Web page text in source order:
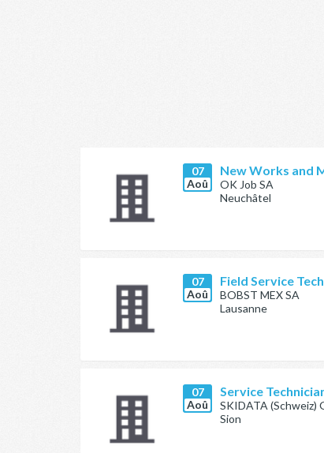
07
Aoû
New Works and
OK Job SA
Neuchâtel
07
Aoû
Field Service
BOBST MEX SA
Lausanne
07
Aoû
Service
SKIDATA (Schweiz)
Sion